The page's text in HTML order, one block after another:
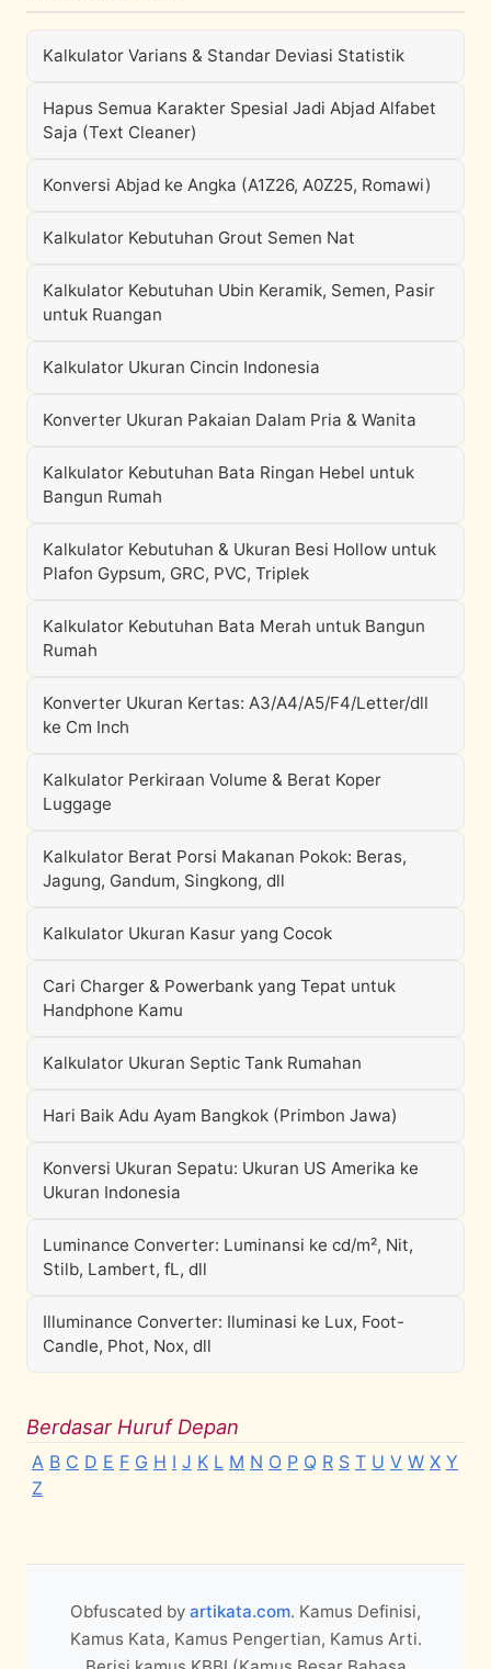
Kalkulator Varians & Standar Deviasi Statistik
Hapus Semua Karakter Spesial Jadi Abjad Alfabet
Saja (Text Cleaner)
Konversi Abjad ke Angka (A1Z26, A0Z25, Romawi)
Kalkulator Kebutuhan Grout Semen Nat
Kalkulator Kebutuhan Ubin Keramik, Semen, Pasir
untuk Ruangan
Kalkulator Ukuran Cincin Indonesia
Konverter Ukuran Pakaian Dalam Pria & Wanita
Kalkulator Kebutuhan Bata Ringan Hebel untuk
Bangun Rumah
Kalkulator Kebutuhan & Ukuran Besi Hollow untuk
Plafon Gypsum, GRC, PVC, Triplek
Kalkulator Kebutuhan Bata Merah untuk Bangun
Rumah
Konverter Ukuran Kertas: A3/A4/A5/F4/Letter/dll
ke Cm Inch
Kalkulator Perkiraan Volume & Berat Koper
Luggage
Kalkulator Berat Porsi Makanan Pokok: Beras,
Jagung, Gandum, Singkong, dll
Kalkulator Ukuran Kasur yang Cocok
Cari Charger & Powerbank yang Tepat untuk
Handphone Kamu
Kalkulator Ukuran Septic Tank Rumahan
Hari Baik Adu Ayam Bangkok (Primbon Jawa)
Konversi Ukuran Sepatu: Ukuran US Amerika ke
Ukuran Indonesia
Luminance Converter: Luminansi ke cd/m², Nit,
Stilb, Lambert, fL, dll
Illuminance Converter: Iluminasi ke Lux, Foot-
Candle, Phot, Nox, dll
Berdasar Huruf Depan
A B C D E F G H I J K L M N O P Q R S T U V W X Y
Z
Obfuscated by artikata.com. Kamus Definisi,
Kamus Kata, Kamus Pengertian, Kamus Arti.